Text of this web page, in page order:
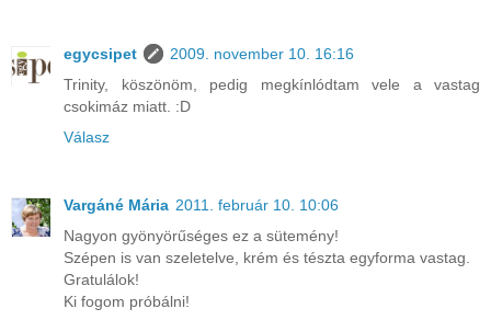
egycsipet
2009. november 10. 16:16
Trinity, köszönöm, pedig megkínlódtam vele a vastag
csokimáz miatt. :D
Válasz
Vargáné Mária 2011. február 10. 10:06
Nagyon gyönyörűséges ez a sütemény!
Szépen is van szeletelve, krém és tészta egyforma vastag.
Gratulálok!
Ki fogom próbálni!